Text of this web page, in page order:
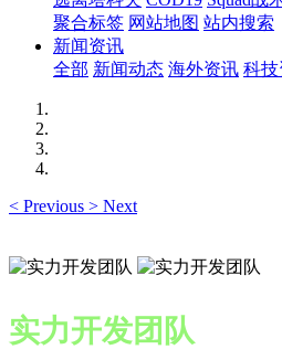
聚合标签 网站地图 站内搜索
新闻资讯
全部 新闻动态 海外资讯 科
< Previous > Next
实力开发团队